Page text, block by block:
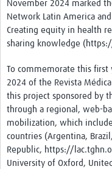
November 2024 marked
Network Latin America and
Creating equity in health
sharing knowledge
To commemorate this
2024 of the Revista
this project sponsored by
through a regional, web-
mobilization, which
countries (Argentina,
Republic, https://
University of Oxford,